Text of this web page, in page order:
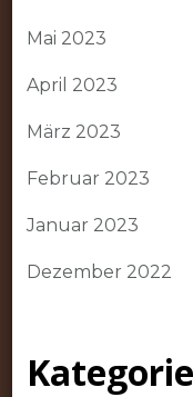
Mai 2023
April 2023
März 2023
Februar 2023
Januar 2023
Dezember 2022